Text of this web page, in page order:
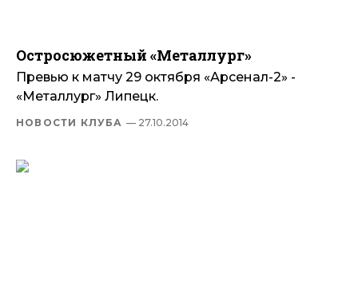
Остросюжетный «Металлург»
Превью к матчу 29 октября «Арсенал-2» -
«Металлург» Липецк.
НОВОСТИ КЛУБА — 27.10.2014